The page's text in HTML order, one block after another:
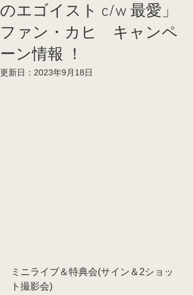
のエゴイスト c/w 最愛」
ファン・カヒ キャンペ
ーン情報 ！
更新日： 2023年9月18日
ミニライブ＆特典会(サイン＆2ショッ
ト撮影会)